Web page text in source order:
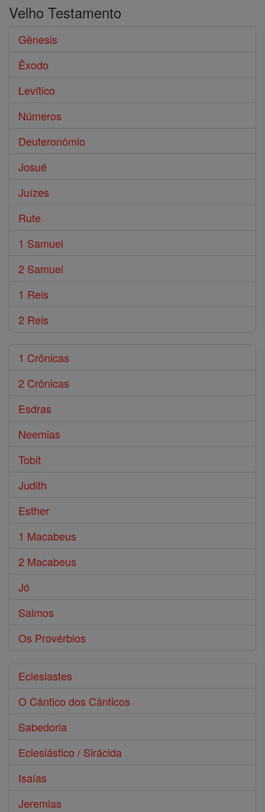
Velho Testamento
Gênesis
Êxodo
Levítico
Números
Deuteronômio
Josué
Juízes
Rute
1 Samuel
2 Samuel
1 Reis
2 Reis
1 Crônicas
2 Crônicas
Esdras
Neemias
Tobit
Judith
Esther
1 Macabeus
2 Macabeus
Jó
Salmos
Os Provérbios
Eclesiastes
O Cântico dos Cânticos
Sabedoria
Eclesiástico / Sirácida
Isaías
Jeremias